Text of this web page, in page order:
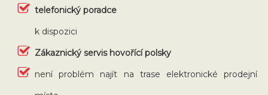
telefonický poradce
k dispozici
Zákaznický servis hovořící polsky
není problém najít na trase elektronické prodejní